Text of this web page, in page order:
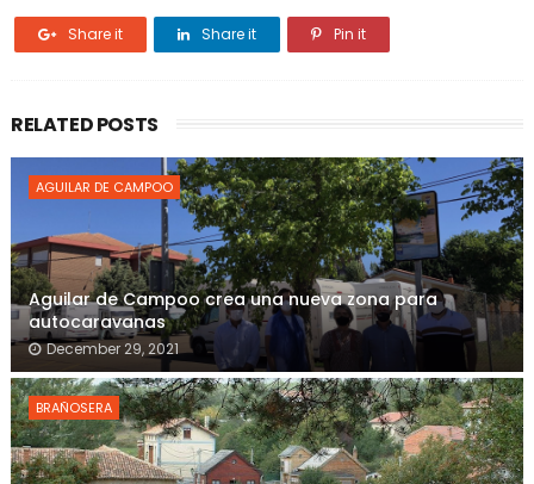
Share it Share it Pin it
RELATED POSTS
AGUILAR DE CAMPOO
Aguilar de Campoo crea una nueva zona para
autocaravanas
December 29, 2021
BRAÑOSERA